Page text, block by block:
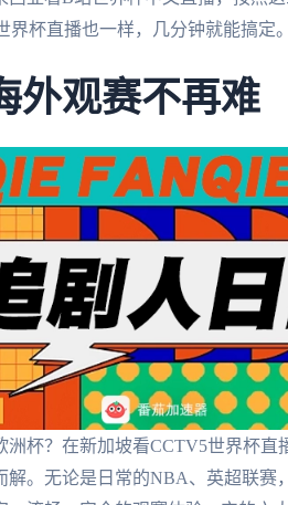
杯直播也一样，几分钟就能搞定。
外观赛不再难
洲杯？在新加坡看CCTV5世界杯
解。无论是日常的NBA、英超联赛